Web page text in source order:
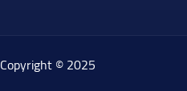
Copyright © 2025